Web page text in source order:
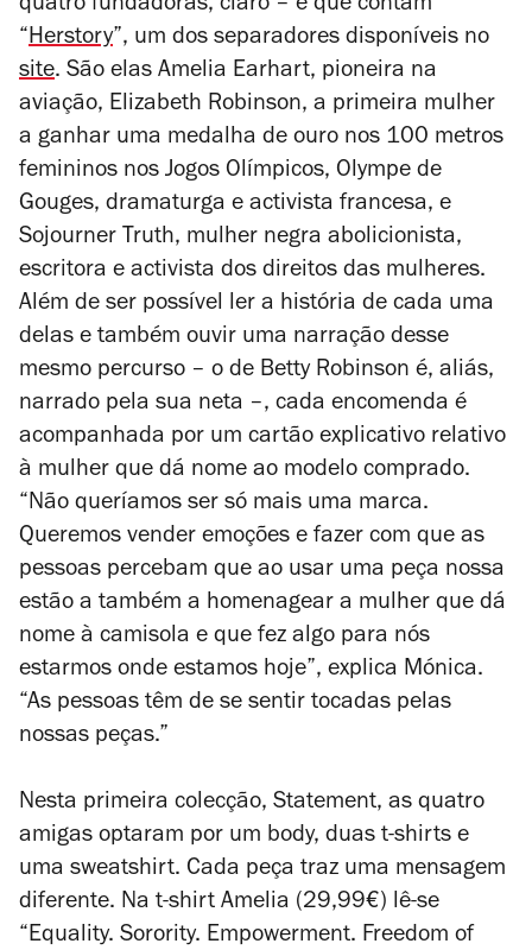
quatro fundadoras, claro – e que contam
Herstory”, um dos separadores disponíveis no
site. São elas Amelia Earhart, pioneira na
aviação, Elizabeth Robinson, a primeira mulher
a ganhar uma medalha de ouro nos 100 metros
femininos nos Jogos Olímpicos, Olympe de
Gouges, dramaturga e activista francesa, e
Sojourner Truth, mulher negra abolicionista,
escritora e activista dos direitos das mulheres.
Além de ser possível ler a história de cada uma
delas e também ouvir uma narração desse
mesmo percurso – o de Betty Robinson é, aliás,
narrado pela sua neta –, cada encomenda é
acompanhada por um cartão explicativo relativo
à mulher que dá nome ao modelo comprado.
“Não queríamos ser só mais uma marca.
Queremos vender emoções e fazer com que as
pessoas percebam que ao usar uma peça nossa
estão a também a homenagear a mulher que dá
nome à camisola e que fez algo para nós
estarmos onde estamos hoje”, explica Mónica.
“As pessoas têm de se sentir tocadas pelas
nossas peças.”
Nesta primeira colecção, Statement, as quatro
amigas optaram por um body, duas t-shirts e
uma sweatshirt. Cada peça traz uma mensagem
diferente. Na t-shirt Amelia (29,99€) lê-se
“Equality. Sorority. Empowerment. Freedom of